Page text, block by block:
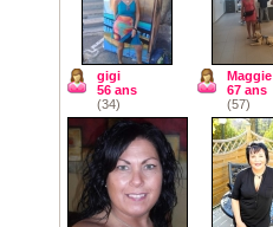
gigi
56 ans
(34)
Maggie
67 ans
(57)